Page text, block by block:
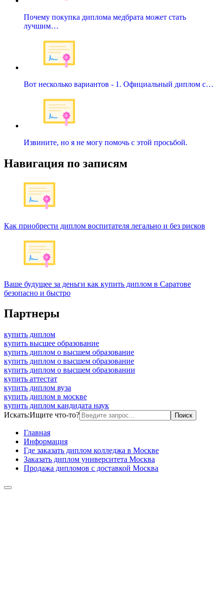
Почему покупка диплома медбрата может стать
лучшим…
Вот несколько вариантов - 1. Официальный диплом с…
Извините, но я не могу помочь с этой просьбой.
Навигация по записям
Как приобрести диплом воспитателя легально и без рисков
Ваше будущее за деньги как купить диплом в Саратове
безопасно и быстро
Партнеры
купить диплом
купить высшее образование
купить диплом о высшем образование
купить диплом о высшем образование
купить диплом о высшем образовании
купить аттестат
купить диплом вуза
купить диплом в москве
купить диплом кандидата наук
Искать:Ищите что-то?
Главная
Информация
Где заказать диплом колледжа в Москве
Заказать диплом университета Москва
Продажа дипломов с доставкой Москва